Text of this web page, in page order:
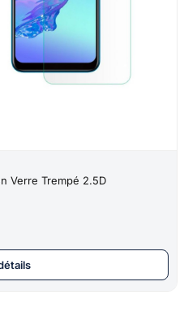
Verre Trempé 2.5D